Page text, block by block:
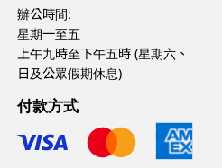
辦公時間:
星期一至五
上午九時至下午五時 (星期六、
日及公眾假期休息)
付款方式